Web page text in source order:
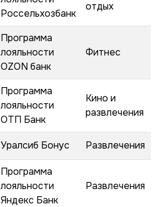
Россельхозбанк
отдых
Программа
лояльности
OZON банк
Фитнес
Программа
лояльности
ОТП Банк
Кино и
развлечения
Уралсиб Бонус Развлечения
Программа
лояльности
Яндекс Банк
Развлечения